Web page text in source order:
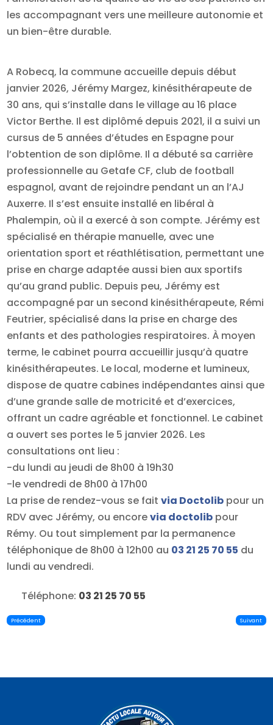
les accompagnant vers une meilleure autonomie et
un bien-être durable.
A Robecq, la commune accueille depuis début
janvier 2026, Jérémy Margez, kinésithérapeute de
30 ans, qui s’installe dans le village au 16 place
Victor Berthe. Il est diplômé depuis 2021, il a suivi un
cursus de 5 années d’études en Espagne pour
l’obtention de son diplôme. Il a débuté sa carrière
professionnelle au Getafe CF, club de football
espagnol, avant de rejoindre pendant un an l’AJ
Auxerre. Il s’est ensuite installé en libéral à
Phalempin, où il a exercé à son compte. Jérémy est
spécialisé en thérapie manuelle, avec une
orientation sport et réathlétisation, permettant une
prise en charge adaptée aussi bien aux sportifs
qu’au grand public. Depuis peu, Jérémy est
accompagné par un second kinésithérapeute, Rémi
Feutrier, spécialisé dans la prise en charge des
enfants et des pathologies respiratoires. À moyen
terme, le cabinet pourra accueillir jusqu’à quatre
kinésithérapeutes. Le local, moderne et lumineux,
dispose de quatre cabines indépendantes ainsi que
d’une grande salle de motricité et d’exercices,
offrant un cadre agréable et fonctionnel. Le cabinet
a ouvert ses portes le 5 janvier 2026. Les
consultations ont lieu :
-du lundi au jeudi de 8h00 à 19h30
-le vendredi de 8h00 à 17h00
La prise de rendez-vous se faitvia Doctolib pour un
RDV avec Jérémy, ou encorevia doctolib pour
Rémy. Ou tout simplement par la permanence
téléphonique de 8h00 à 12h00 au 03 21 25 70 55 du
lundi au vendredi.
Téléphone: 03 21 25 70 55
Précédent Suivant